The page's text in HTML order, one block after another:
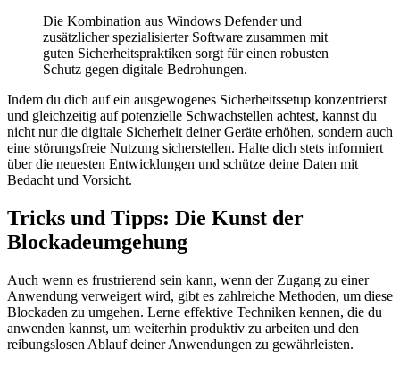
Die Kombination aus Windows Defender und
zusätzlicher spezialisierter Software zusammen mit
guten Sicherheitspraktiken sorgt für einen robusten
Schutz gegen digitale Bedrohungen.
Indem du dich auf ein ausgewogenes Sicherheitssetup konzentrierst
und gleichzeitig auf potenzielle Schwachstellen achtest, kannst du
nicht nur die digitale Sicherheit deiner Geräte erhöhen, sondern auch
eine störungsfreie Nutzung sicherstellen. Halte dich stets informiert
über die neuesten Entwicklungen und schütze deine Daten mit
Bedacht und Vorsicht.
Tricks und Tipps: Die Kunst der
Blockadeumgehung
Auch wenn es frustrierend sein kann, wenn der Zugang zu einer
Anwendung verweigert wird, gibt es zahlreiche Methoden, um diese
Blockaden zu umgehen. Lerne effektive Techniken kennen, die du
anwenden kannst, um weiterhin produktiv zu arbeiten und den
reibungslosen Ablauf deiner Anwendungen zu gewährleisten.